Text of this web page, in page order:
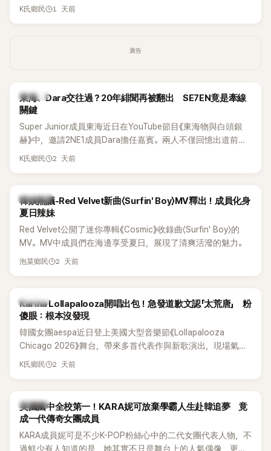
年，五位成員也一連舉辦三場粉絲演唱會，與粉絲共同回顧經
K氏鄉民 1 天前
廣告
K-POP
東海、Dara交往過？20年緋聞再被翻出 SE7EN竟是牽線
關鍵
Super Junior成員東海近日在YouTube節目《東海物與白頭銀
赫》中，邀請2NE1成員Dara擔任嘉賓。兩人不僅回憶出道前的
青澀往事，也首度聊起當年鬧得沸沸揚揚的緋聞，讓東海忍不
K氏鄉民 2 天前
熱議討論
韓娛熱議-Red Velvet新曲〈Surfin' Boy〉MV釋出！成員化身
夏日辣妹
Red Velvet公開了迷你專輯《Cosmic》收錄曲〈Surfin' Boy〉的
MV。MV中成員們在海邊享受夏日，展現了清爽活潑的魅力。
泡菜鄉民 2 天前
K-POP
Karina Lollapalooza開唱出包！急發道歉文認「太荒唐」 粉
傻眼：根本沒發現
韓國女團aespa近日登上美國大型音樂節《Lollapalooza
Chicago 2026》舞台，帶來多首代表作與新歌演出，現場氣氛
嗨翻。不過，成員Karina卻在演出後主動坦承，自己因為太緊
K氏鄉民 2 天前
K-POP
美國國中全校第一！KARA妮可放棄學霸人生赴韓追夢 竟
成一代傳奇女團成員
KARA成員妮可是不少K-POP粉絲心中的二代女團代表人物，不
過鮮少有人知道的是，她其實不只是舞台上的人氣偶像，更是